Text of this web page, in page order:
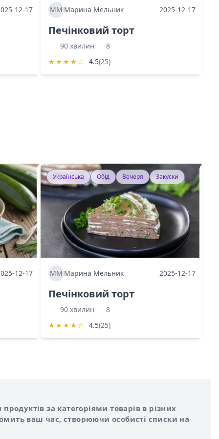
12-17 МММарина Мельник 2025-12-17
Печінковий торт
90 хвилин
8
★ ★ ★ ★ ☆ 4.5(25)
12-17
Українська Обід Вечеря Закуски
МММарина Мельник 2025-12-17
Печінковий торт
90 хвилин
8
★ ★ ★ ★ ☆ 4.5(25)
за категоріями товарів в різних
ваш час, створюючи особисті списки на